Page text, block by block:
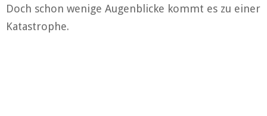
Doch schon wenige Augenblicke kommt es zu einer
Katastrophe.